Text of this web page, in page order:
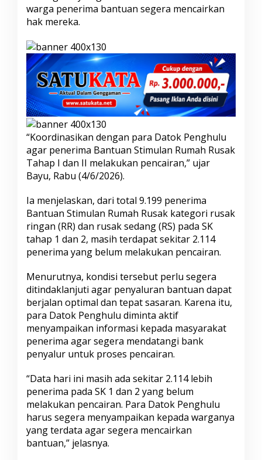
T
a
n
g
P
e
r
c
e
p
a
t
K
o
r
d
n
a
s
H
i
n
g
g
a
i
n
k
a
K
a
m
p
warga penerima bantuan segera mencairkan
hak mereka.
“Koordinasikan dengan para Datok Penghulu
agar penerima Bantuan Stimulan Rumah Rusak
Tahap I dan II melakukan pencairan,” ujar
Bayu, Rabu (4/6/2026).
Ia menjelaskan, dari total 9.199 penerima
Bantuan Stimulan Rumah Rusak kategori rusak
ringan (RR) dan rusak sedang (RS) pada SK
tahap 1 dan 2, masih terdapat sekitar 2.114
penerima yang belum melakukan pencairan.
Menurutnya, kondisi tersebut perlu segera
ditindaklanjuti agar penyaluran bantuan dapat
berjalan optimal dan tepat sasaran. Karena itu,
para Datok Penghulu diminta aktif
menyampaikan informasi kepada masyarakat
penerima agar segera mendatangi bank
penyalur untuk proses pencairan.
“Data hari ini masih ada sekitar 2.114 lebih
penerima pada SK 1 dan 2 yang belum
melakukan pencairan. Para Datok Penghulu
harus segera menyampaikan kepada warganya
yang terdata agar segera mencairkan
bantuan,” jelasnya.